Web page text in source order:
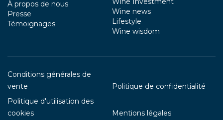
À propos de nous
Presse
Témoignages
Wine news
Lifestyle
Wine wisdom
Conditions générales de
vente
Politique de confidentialité
Politique d'utilisation des
cookies
Mentions légales